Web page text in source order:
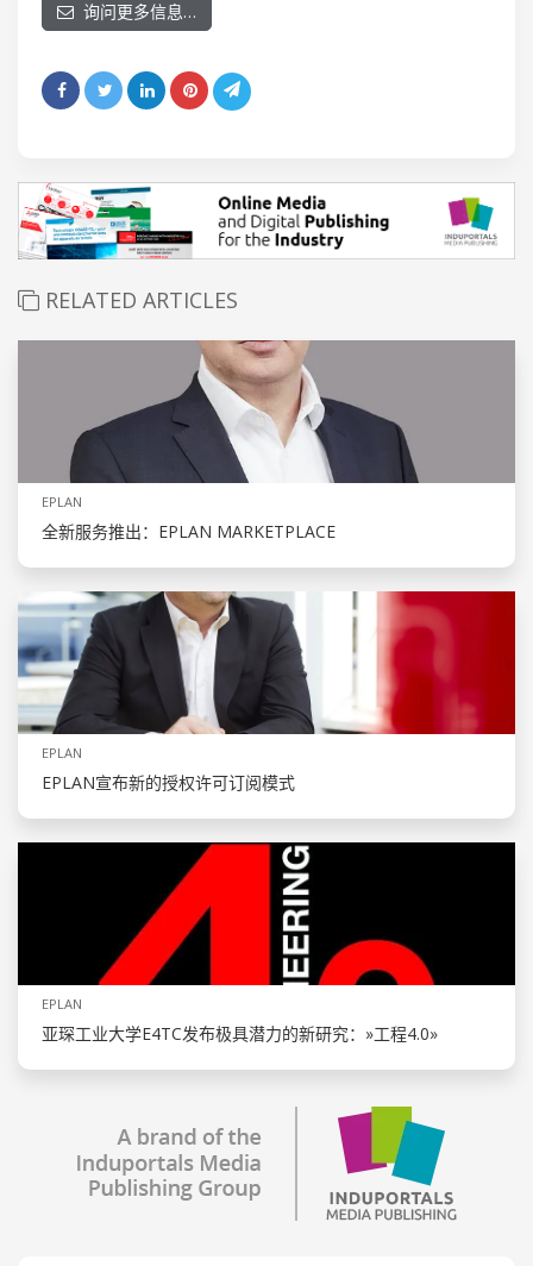
询问更多信息…
RELATED ARTICLES
EPLAN
全新服务推出：EPLAN MARKETPLACE
EPLAN
EPLAN宣布新的授权许可订阅模式
EPLAN
亚琛工业大学E4TC发布极具潜力的新研究：»工程4.0»